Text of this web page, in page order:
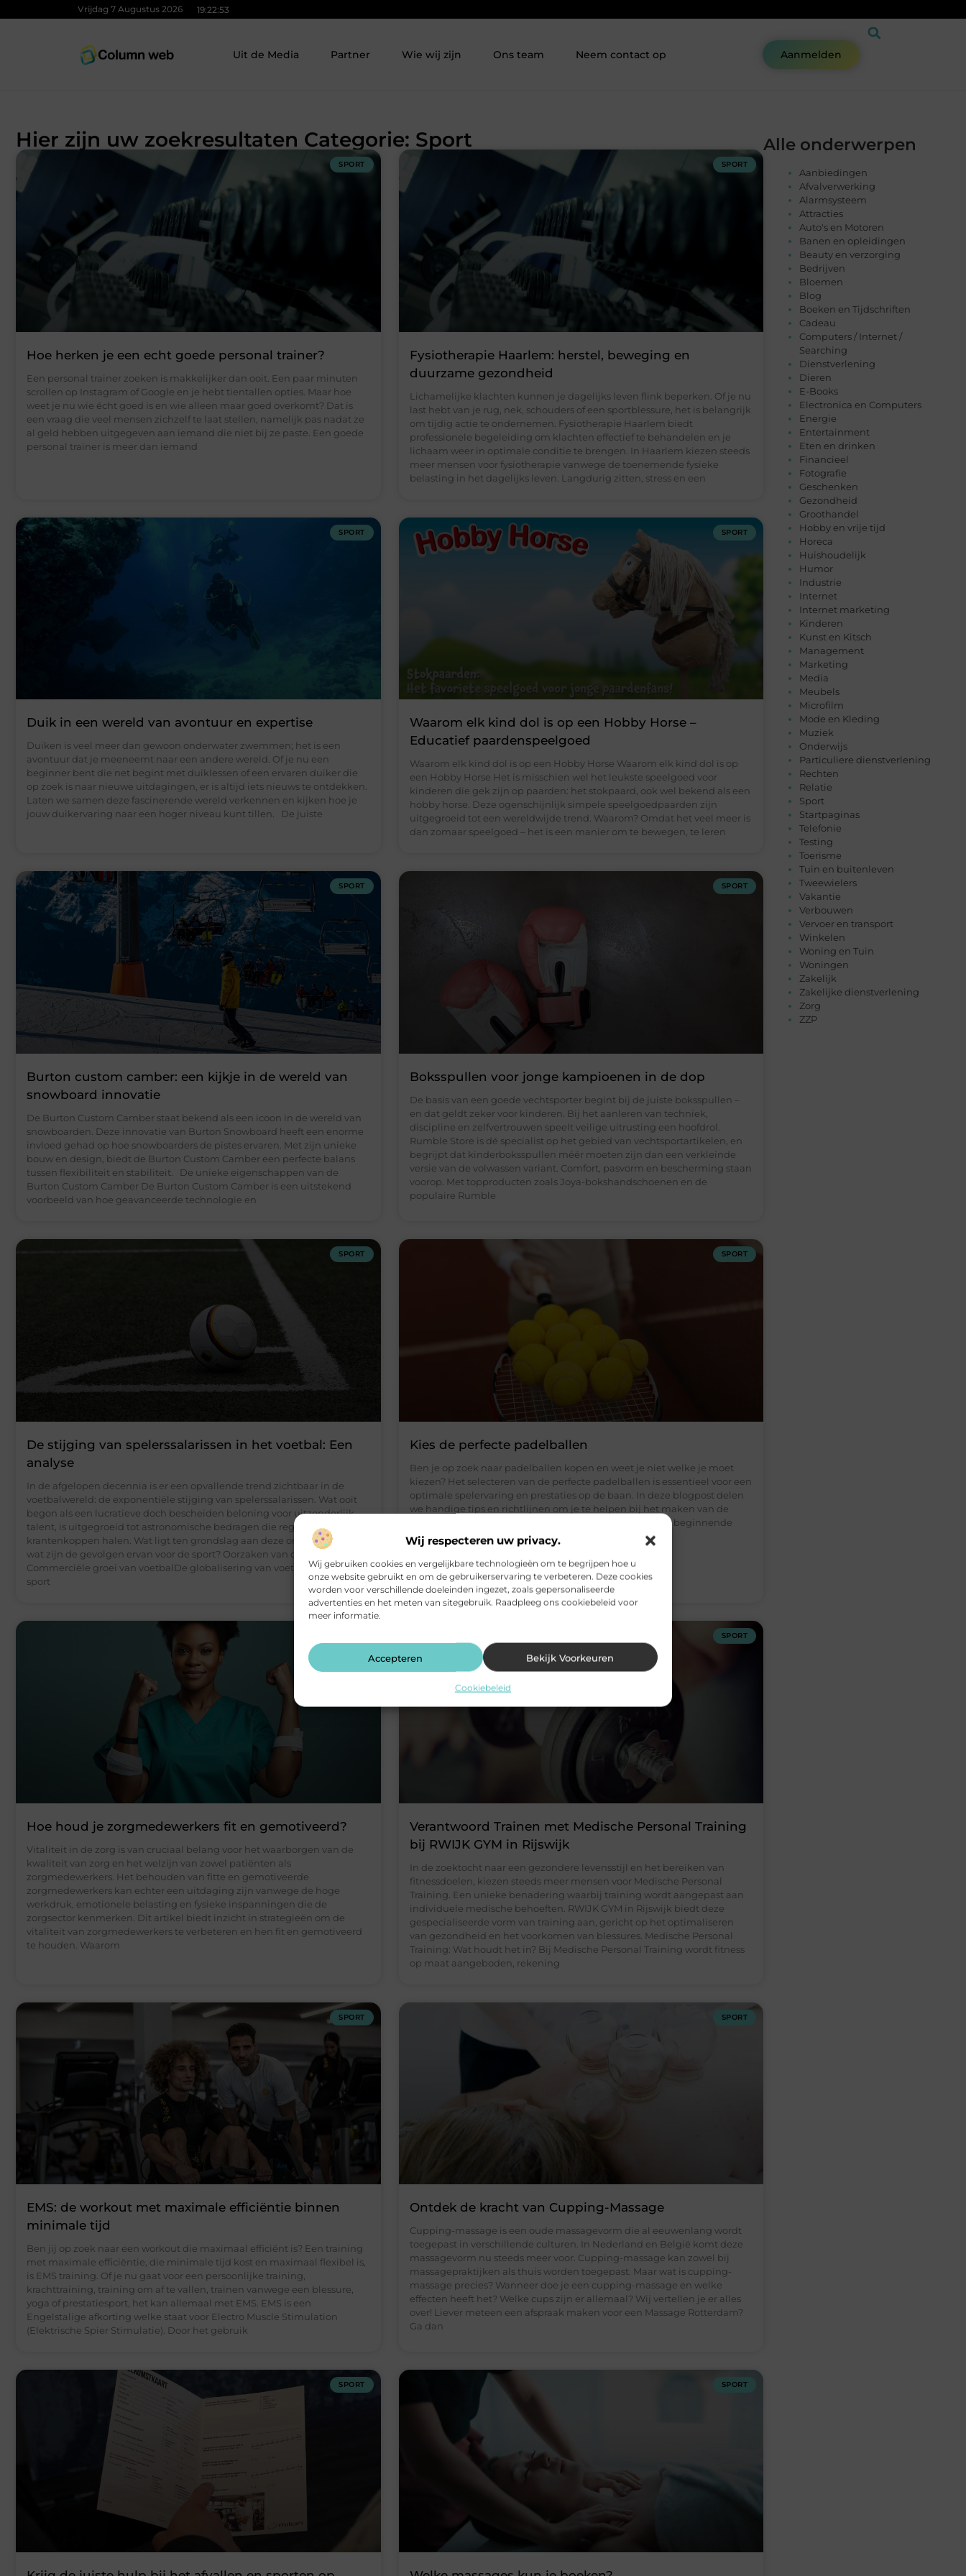
Wij respecteren uw privacy.
Wij gebruiken cookies en vergelijkbare technologieën om te begrijpen hoe u
onze website gebruikt en om de gebruikerservaring te verbeteren. Deze cookies
worden voor verschillende doeleinden ingezet, zoals gepersonaliseerde
advertenties en het meten van sitegebruik. Raadpleeg ons cookiebeleid voor
meer informatie.
Accepteren Bekijk Voorkeuren
Cookiebeleid
Vrijdag 7 Augustus 2026 19:22:55
Uit de Media Partner Wie wij zijn Ons team Neem contact op Aanmelden
Hier zijn uw zoekresultaten Categorie: Sport
SPORT
Hoe herken je een echt goede personal trainer?
Een personal trainer zoeken is makkelijker dan ooit. Een paar minuten
scrollen op Instagram of Google en je hebt tientallen opties. Maar hoe
weet je nu wie écht goed is en wie alleen maar goed overkomt? Dat is
een vraag die veel mensen zichzelf te laat stellen, namelijk pas nadat ze
al geld hebben uitgegeven aan iemand die niet bij ze paste. Een goede
personal trainer is meer dan iemand
SPORT
Fysiotherapie Haarlem: herstel, beweging en
duurzame gezondheid
Lichamelijke klachten kunnen je dagelijks leven flink beperken. Of je nu
last hebt van je rug, nek, schouders of een sportblessure, het is belangrijk
om tijdig actie te ondernemen. Fysiotherapie Haarlem biedt
professionele begeleiding om klachten effectief te behandelen en je
lichaam weer in optimale conditie te brengen. In Haarlem kiezen steeds
meer mensen voor fysiotherapie vanwege de toenemende fysieke
belasting in het dagelijks leven. Langdurig zitten, stress en een
SPORT
Duik in een wereld van avontuur en expertise
Duiken is veel meer dan gewoon onderwater zwemmen; het is een
avontuur dat je meeneemt naar een andere wereld. Of je nu een
beginner bent die net begint met duiklessen of een ervaren duiker die
op zoek is naar nieuwe uitdagingen, er is altijd iets nieuws te ontdekken.
Laten we samen deze fascinerende wereld verkennen en kijken hoe je
jouw duikervaring naar een hoger niveau kunt tillen. De juiste
SPORT
Waarom elk kind dol is op een Hobby Horse –
Educatief paardenspeelgoed
Waarom elk kind dol is op een Hobby Horse Waarom elk kind dol is op
een Hobby Horse Het is misschien wel het leukste speelgoed voor
kinderen die gek zijn op paarden: het stokpaard, ook wel bekend als een
hobby horse. Deze ogenschijnlijk simpele speelgoedpaarden zijn
uitgegroeid tot een wereldwijde trend. Waarom? Omdat het veel meer is
dan zomaar speelgoed – het is een manier om te bewegen, te leren
SPORT
Burton custom camber: een kijkje in de wereld van
snowboard innovatie
De Burton Custom Camber staat bekend als een icoon in de wereld van
snowboarden. Deze innovatie van Burton Snowboard heeft een enorme
invloed gehad op hoe snowboarders de pistes ervaren. Met zijn unieke
bouw en design, biedt de Burton Custom Camber een perfecte balans
tussen flexibiliteit en stabiliteit. De unieke eigenschappen van de
Burton Custom Camber De Burton Custom Camber is een uitstekend
voorbeeld van hoe geavanceerde technologie en
SPORT
Boksspullen voor jonge kampioenen in de dop
De basis van een goede vechtsporter begint bij de juiste boksspullen –
en dat geldt zeker voor kinderen. Bij het aanleren van techniek,
discipline en zelfvertrouwen speelt veilige uitrusting een hoofdrol.
Rumble Store is dé specialist op het gebied van vechtsportartikelen, en
begrijpt dat kinderboksspullen méér moeten zijn dan een verkleinde
versie van de volwassen variant. Comfort, pasvorm en bescherming staan
voorop. Met topproducten zoals Joya-bokshandschoenen en de
populaire Rumble
SPORT
De stijging van spelerssalarissen in het voetbal: Een
analyse
In de afgelopen decennia is er een opvallende trend zichtbaar in de
voetbalwereld: de exponentiële stijging van spelerssalarissen. Wat ooit
begon als een lucratieve doch bescheiden beloning voor uitzonderlijk
talent, is uitgegroeid tot astronomische bedragen die regelmatig de
krantenkoppen halen. Wat ligt ten grondslag aan deze ontwikkeling, en
wat zijn de gevolgen ervan voor de sport? Oorzaken van de stijging
Commerciële groei van voetbalDe globalisering van voetbal heeft de
sport
SPORT
Kies de perfecte padelballen
Ben je op zoek naar padelballen kopen en weet je niet welke je moet
kiezen? Het selecteren van de perfecte padelballen is essentieel voor een
optimale spelervaring en prestaties op de baan. In deze blogpost delen
we handige tips en richtlijnen om je te helpen bij het maken van de
juiste keuze bij het kopen van padelballen. Of je nu een beginnende
speler bent of een ervaren padelspeler, deze tips
Hoe houd je zorgmedewerkers fit en gemotiveerd?
Vitaliteit in de zorg is van cruciaal belang voor het waarborgen van de
kwaliteit van zorg en het welzijn van zowel patiënten als
zorgmedewerkers. Het behouden van fitte en gemotiveerde
zorgmedewerkers kan echter een uitdaging zijn vanwege de hoge
werkdruk, emotionele belasting en fysieke inspanningen die de
zorgsector kenmerken. Dit artikel biedt inzicht in strategieën om de
vitaliteit van zorgmedewerkers te verbeteren en hen fit en gemotiveerd
te houden. Waarom
SPORT
Verantwoord Trainen met Medische Personal Training
bij RWIJK GYM in Rijswijk
In de zoektocht naar een gezondere levensstijl en het bereiken van
fitnessdoelen, kiezen steeds meer mensen voor Medische Personal
Training. Een unieke benadering waarbij training wordt aangepast aan
individuele medische behoeften. RWIJK GYM in Rijswijk biedt deze
gespecialiseerde vorm van training aan, gericht op het optimaliseren
van gezondheid en het voorkomen van blessures. Medische Personal
Training: Wat houdt het in? Bij Medische Personal Training wordt fitness
op maat aangeboden, rekening
SPORT
EMS: de workout met maximale efficiëntie binnen
minimale tijd
Ben jij op zoek naar een workout die maximaal efficiënt is? Een training
met maximale efficiëntie, die minimale tijd kost en maximaal flexibel is,
is EMS training. Of je nu gaat voor een persoonlijke training,
krachttraining, training om af te vallen, trainen vanwege een blessure,
yoga of prestatiesport, het kan allemaal met EMS. EMS is een
Engelstalige afkorting welke staat voor Electro Muscle Stimulation
(Elektrische Spier Stimulatie). Door het gebruik
SPORT
Ontdek de kracht van Cupping-Massage
Cupping-massage is een oude massagevorm die al eeuwenlang wordt
toegepast in verschillende culturen. In Nederland en België komt deze
massagevorm nu steeds meer voor. Cupping-massage kan zowel bij
massagepraktijken als thuis worden toegepast. Maar wat is cupping-
massage precies? Wanneer doe je een cupping-massage en welke
effecten heeft het? Welke cups zijn er allemaal? Wij vertellen je er alles
over! Liever meteen een afspraak maken voor een Massage Rotterdam?
Ga dan
SPORT SPORT
Alle onderwerpen
Aanbiedingen
Afvalverwerking
Alarmsysteem
Attracties
Auto's en Motoren
Banen en opleidingen
Beauty en verzorging
Bedrijven
Bloemen
Blog
Boeken en Tijdschriften
Cadeau
Computers / Internet /
Searching
Dienstverlening
Dieren
E-Books
Electronica en Computers
Energie
Entertainment
Eten en drinken
Financieel
Fotografie
Geschenken
Gezondheid
Groothandel
Hobby en vrije tijd
Horeca
Huishoudelijk
Humor
Industrie
Internet
Internet marketing
Kinderen
Kunst en Kitsch
Management
Marketing
Media
Meubels
Microfilm
Mode en Kleding
Muziek
Onderwijs
Particuliere dienstverlening
Rechten
Relatie
Sport
Startpaginas
Telefonie
Testing
Toerisme
Tuin en buitenleven
Tweewielers
Vakantie
Verbouwen
Vervoer en transport
Winkelen
Woning en Tuin
Woningen
Zakelijk
Zakelijke dienstverlening
Zorg
ZZP